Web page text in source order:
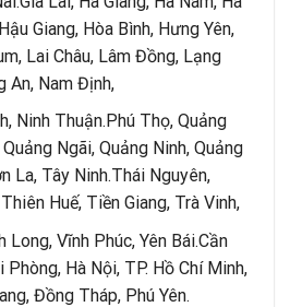
Giang, Hòa Bình, Hưng Yên,
Lai Châu, Lâm Đồng, Lạng
An, Nam Định,
Ninh Thuận.Phú Thọ, Quảng
Ngãi, Quảng Ninh, Quảng
La, Tây Ninh.Thái Nguyên,
Huế, Tiền Giang, Trà Vinh,
Long, Vĩnh Phúc, Yên Bái.Cần
Hà Nội, TP. Hồ Chí Minh,
Đồng Tháp, Phú Yên.